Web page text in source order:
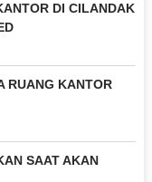
DI CILANDAK
RUANG KANTOR
SAAT AKAN